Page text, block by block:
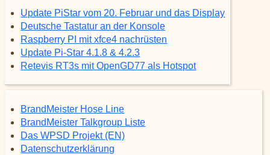
Update PiStar vom 20. Februar und das Display
Deutsche Tastatur an der Konsole
Raspberry PI mit xfce4 nachrüsten
Update Pi-Star 4.1.8 & 4.2.3
Retevis RT3s mit OpenGD77 als Hotspot
BrandMeister Hose Line
BrandMeister Talkgroup Liste
Das WPSD Projekt (EN)
Datenschutzerklärung